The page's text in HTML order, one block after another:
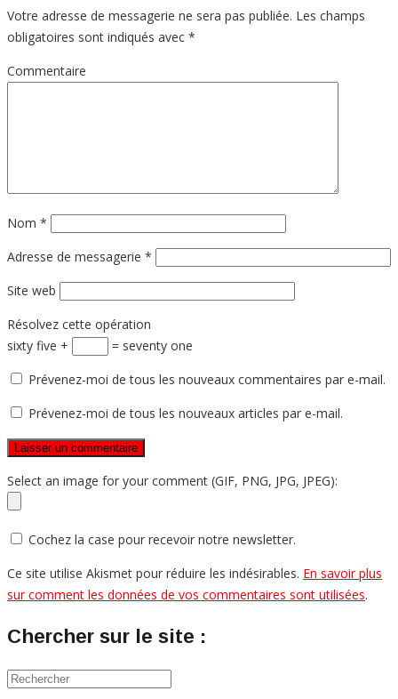
Votre adresse de messagerie ne sera pas publiée. Les champs
obligatoires sont indiqués avec *
Commentaire
Nom *
Adresse de messagerie *
Site web
Résolvez cette opération
sixty five +
= seventy one
Prévenez-moi de tous les nouveaux commentaires par e-mail.
Prévenez-moi de tous les nouveaux articles par e-mail.
Select an image for your comment (GIF, PNG, JPG, JPEG):
Cochez la case pour recevoir notre newsletter.
Ce site utilise Akismet pour réduire les indésirables. En savoir plus
sur comment les données de vos commentaires sont utilisées.
Chercher sur le site :